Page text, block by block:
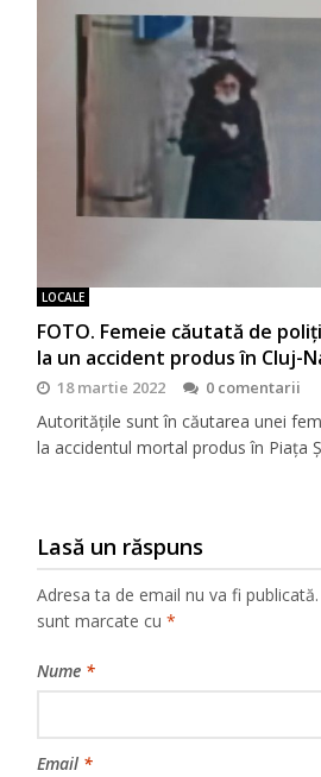
LOCALE
FOTO. Femeie căutată de
la un accident produs în Cluj-
18 martie 2022 0 comentarii
Autoritățile sunt în căutarea unei
la accidentul mortal produs în Piața
Lasă un răspuns
Adresa ta de email nu va fi publicată.
sunt marcate cu*
Nume *
Email *